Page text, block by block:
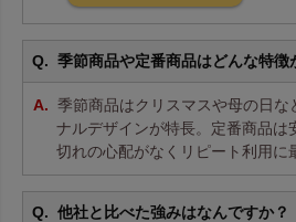
季節商品や定番商品はどんな特徴
季節商品はクリスマスや母の日な
ナルデザインが特長。定番商品は
切れの心配がなくリピート利用に
他社と比べた強みはなんですか？